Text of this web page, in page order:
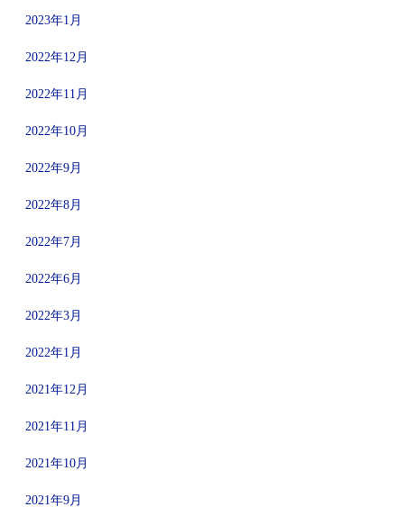
2023年1月
2022年12月
2022年11月
2022年10月
2022年9月
2022年8月
2022年7月
2022年6月
2022年3月
2022年1月
2021年12月
2021年11月
2021年10月
2021年9月